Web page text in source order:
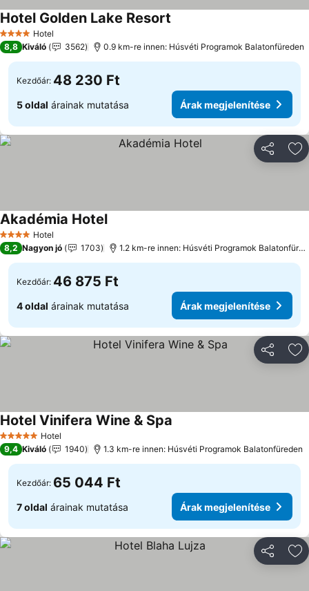
4 KategóriaHotel
Hotel Golden Lake Resort
8,8 Kiváló 3562 0.9 km-re innen: Húsvéti Programok Balatonfüreden
Kezdőár: 48 230 Ft
5 oldal árainak mutatása Árak megjelenítése
4 KategóriaHotel
Akadémia HotelÁrak megjelenítése
8,2 Nagyon jó 1703 1.2 km-re innen: Húsvéti Programok
Kezdőár: 46 875 Ft
4 oldal árainak mutatása Árak megjelenítése
5 KategóriaHotel
Hotel Vinifera Wine & Spa
9,4 Kiváló 1940 1.3 km-re innen: Húsvéti Programok Balatonfüreden
Kezdőár: 65 044 Ft
7 oldal árainak mutatása Árak megjelenítése